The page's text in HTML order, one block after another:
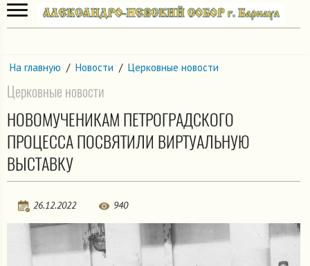
На главную / Новости / Церковные новости
Церковные новости
НОВОМУЧЕНИКАМ ПЕТРОГРАДСКОГО
ПРОЦЕССА ПОСВЯТИЛИ ВИРТУАЛЬНУЮ
ВЫСТАВКУ
26.12.2022 940